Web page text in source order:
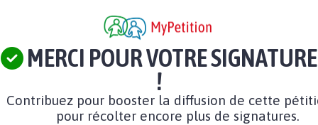
MERCI POUR VOTRE SIGNATURE
!
Contribuez pour booster la diffusion de cette
pour récolter encore plus de signatures.